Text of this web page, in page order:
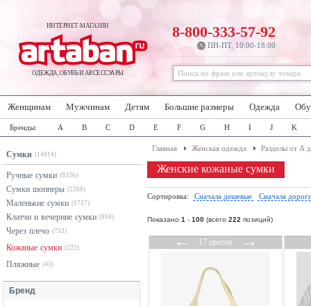
ИНТЕРНЕТ-МАГАЗИН
ОДЕЖДА, ОБУВЬ И АКСЕССУАРЫ
8-800-333-57-92
ПН-ПТ, 10:00-18:00
Женщинам Мужчинам Детям Большие размеры Одежда
Бренды: A B C D E F G H I J K
Сумки (14914)
Ручные сумки (9326)
Сумки шопперы (2268)
Маленькие сумки (1717)
Клатчи и вечерние сумки (994)
Через плечо (753)
Кожаные сумки (222)
Пляжные (43)
Бренд
Главная Женская одежда Разделы от А
Женские кожаные сумки
Сортировка: Сначала дешевые Сначала
Показано 1 - 100 (всего 222 позиций)
←17 цветов→